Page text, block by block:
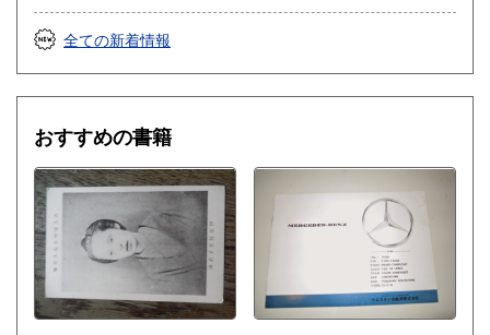
は増幅される。……安定性の理論を不可逆過程の熱力学に結
びつけ、ゆらぎの巨視的理論を包含する一般化された熱力学
を、非平衡熱力学の立場から、物理学、化学、生物学につい
て、統一的な観点からの説明を試みる。
設される。これが共和国親衛隊音楽隊の始まりであり、現在
でも当騎兵連隊には騎馬ファンファーレ隊が置かれている。
1856年 - 隊員56名からなる吹奏楽編成の親衛隊音楽隊を編
ルリオーズ、グノー、ドリーブが含まれており、彼らがサイ
ンした表彰状が共和国親衛隊の古文書館に保存されている。
1871年 - 帝制から共和制に変わると共に、ギャルド・レピュ
ブリケーヌ（共和国親衛隊）の名称を使うようになる。1931
年 - 吹奏楽版「ボレロ」を初演。指揮はモーリス・ラヴェ
ル。1947年 - 当時のオリオール大統領の勧告により、オーケ
ストラも編成できるように40名の弦楽セクションを増員。
1961年 - 初来日。
全ての新着情報
おすすめの書籍